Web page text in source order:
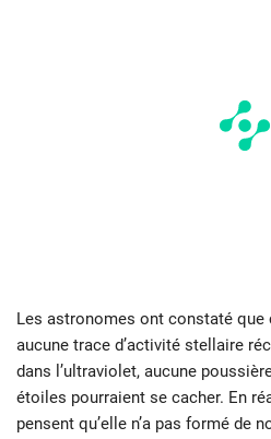
Les astronomes ont constaté que
aucune trace d’activité stellaire
dans l’ultraviolet, aucune
étoiles pourraient se cacher. En
pensent qu’elle n’a pas formé de